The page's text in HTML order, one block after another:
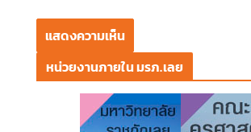
หน่วยงานภายใน มรภ.เลย